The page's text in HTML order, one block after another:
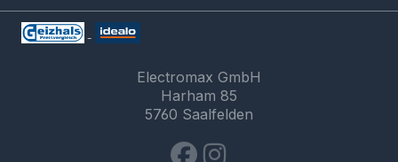
Electromax GmbH
Harham 85
5760 Saalfelden